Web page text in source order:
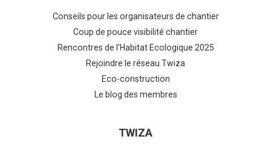
Conseils pour les organisateurs de chantier
Coup de pouce visibilité chantier
Rencontres de l'Habitat Ecologique 2025
Rejoindre le réseau Twiza
Eco-construction
Le blog des membres
TWIZA